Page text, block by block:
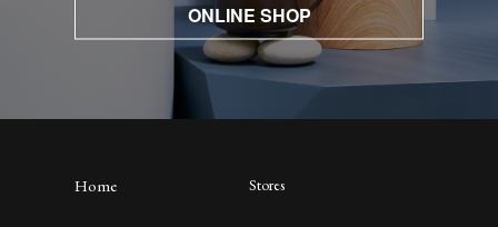
ONLINE SHOP
Home Stores